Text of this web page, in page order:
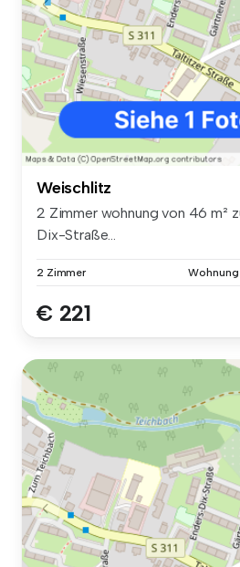
Weischlitz
2 Zimmer wohnung von 46 m²
Dix-Straße...
2 Zimmer Wohnung
€ 221